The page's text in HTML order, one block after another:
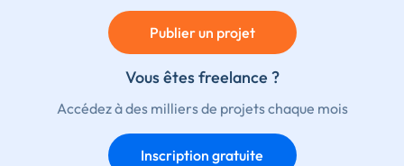
Publier un projet
Vous êtes freelance ?
Accédez à des milliers de projets chaque mois
Inscription gratuite